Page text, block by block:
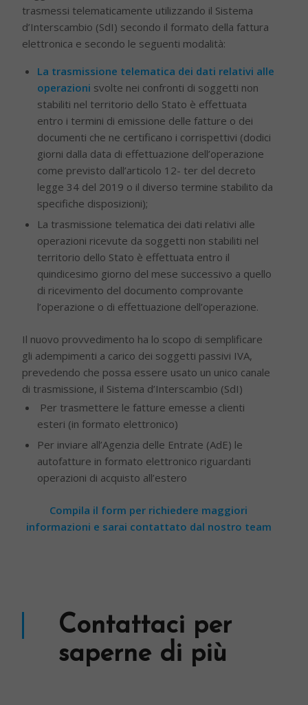
trasmessi telematicamente utilizzando il Sistema
d’Interscambio (SdI) secondo il formato della fattura
elettronica e secondo le seguenti modalità:
La trasmissione telematica dei dati relativi alle
operazioni svolte nei confronti di soggetti non
stabiliti nel territorio dello Stato è effettuata
entro i termini di emissione delle fatture o dei
documenti che ne certificano i corrispettivi (dodici
giorni dalla data di effettuazione dell’operazione
come previsto dall’articolo 12- ter del decreto
legge 34 del 2019 o il diverso termine stabilito da
specifiche disposizioni);
La trasmissione telematica dei dati relativi alle
operazioni ricevute da soggetti non stabiliti nel
territorio dello Stato è effettuata entro il
quindicesimo giorno del mese successivo a quello
di ricevimento del documento comprovante
l’operazione o di effettuazione dell’operazione.
Il nuovo provvedimento ha lo scopo di semplificare
gli adempimenti a carico dei soggetti passivi IVA,
prevedendo che possa essere usato un unico canale
di trasmissione, il Sistema d’Interscambio (SdI)
Per trasmettere le fatture emesse a clienti
esteri (in formato elettronico)
Per inviare all’Agenzia delle Entrate (AdE) le
autofatture in formato elettronico riguardanti
operazioni di acquisto all’estero
Compila il form per richiedere maggiori
informazioni e sarai contattato dal nostro team
Contattaci per
saperne di più